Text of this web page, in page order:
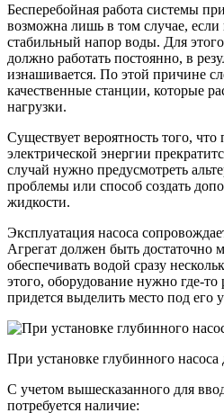
Бесперебойная работа системы
возможна лишь в том случае, если
стабильный напор воды. Для
должно работать постоянно, в
изнашивается. По этой причине
качественные станции, которые
нагрузки.
Существует вероятность того,
электрической энергии
случай нужно предусмотреть
проблемы или способ создать
жидкости.
Эксплуатация насоса
Агрегат должен быть
обеспечивать водой сразу
этого, оборудование нужно где-то
придется выделить место под его
При установке глубинного
С учетом вышесказанного для
потребуется наличие: